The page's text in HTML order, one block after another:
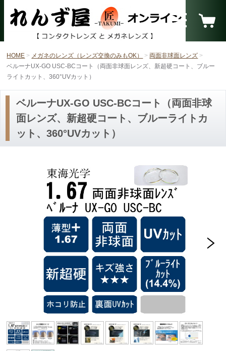
HOME メガネのレンズ（レンズ交換のみもOK）
両面非球面レンズ
ベルーナUX-GO USC-BCコート（両面非球面レンズ、新超硬コート、ブルー
ライトカット、360°UVカット）
ベルーナUX-GO USC-BCコート（両面非球
面レンズ、新超硬コート、ブルーライトカ
ット、360°UVカット）